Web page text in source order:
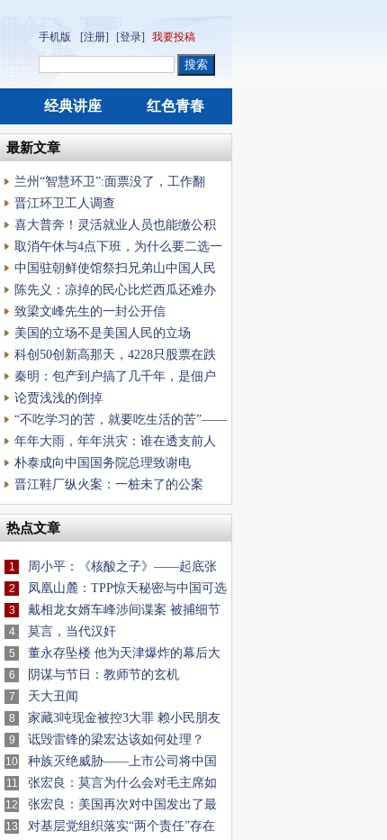
手机版 [注册] [登录] 我要投稿
经典讲座 红色青春
最新文章
兰州“智慧环卫”:面票没了，工作翻
倍，工资不动
晋江环卫工人调查
喜大普奔！灵活就业人员也能缴公积
金了
取消午休与4点下班，为什么要二选一
中国驻朝鲜使馆祭扫兄弟山中国人民
志愿军烈士陵
陈先义：凉掉的民心比烂西瓜还难办
致梁文峰先生的一封公开信
美国的立场不是美国人民的立场
科创50创新高那天，4228只股票在跌
——这个牛市跟
秦明：包产到户搞了几千年，是佃户
的户吗？
论贾浅浅的倒掉
“不吃学习的苦，就要吃生活的苦”——
现代社会最
年年大雨，年年洪灾：谁在透支前人
的水利遗产？
朴泰成向中国国务院总理致谢电
晋江鞋厂纵火案：一桩未了的公案
热点文章
1 周小平：《核酸之子》——起底张
核子夫妇真实
2 凤凰山麓：TPP惊天秘密与中国可选
对策分析
3 戴相龙女婿车峰涉间谍案 被捕细节
流出(图)
4 莫言，当代汉奸
5 董永存坠楼 他为天津爆炸的幕后大
佬掩饰什
6 阴谋与节日：教师节的玄机
7 天大丑闻
8 家藏3吨现金被控3大罪 赖小民朋友
圈牵出两
9 诋毁雷锋的梁宏达该如何处理？
10 种族灭绝威胁——上市公司将中国
人基因样板
11 张宏良：莫言为什么会对毛主席如
此仇恨？
12 张宏良：美国再次对中国发出了最
严厉的战争叫
13 对基层党组织落实“两个责任”存在